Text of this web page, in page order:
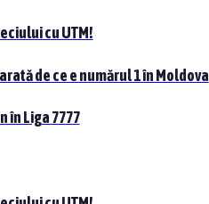
cu UTM!
de ce e numărul 1 în Moldova
în Liga 7777